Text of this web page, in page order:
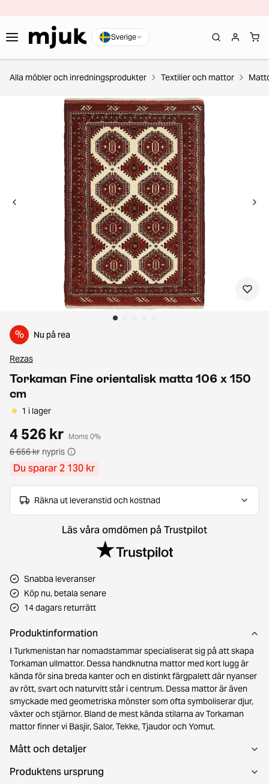
Sverige
Alla möbler och inredningsprodukter Textilier och mattor
% Nu på rea
Rezas
Torkaman Fine orientalisk matta 106 x 150
cm
1 i lager
4 526 kr Moms 0%
6 656 kr nypris
Du sparar 2 130 kr
Räkna ut leveranstid och kostnad
Läs våra omdömen på Trustpilot
Snabba leveranser
Köp nu, betala senare
14 dagars returrätt
Produktinformation
I Turkmenistan har nomadstammar specialiserat sig på att skapa
Torkaman ullmattor. Dessa handknutna mattor med kort lugg är
kända för sina breda kanter och en distinkt färgpalett där nyanser
av rött, svart och naturvitt står i centrum. Dessa mattor är även
smyckade med geometriska mönster som ofta symboliserar djur,
växter och stjärnor. Bland de mest kända stilarna av Torkaman
mattor finner vi Basjir, Salor, Tekke, Tjaudor och Yomut.
Mått och detaljer
Produktens ursprung